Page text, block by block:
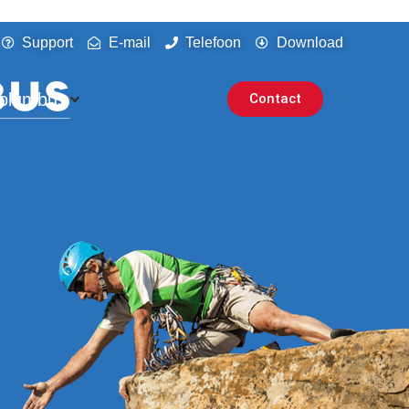
Support E-mail Telefoon Download
Contact